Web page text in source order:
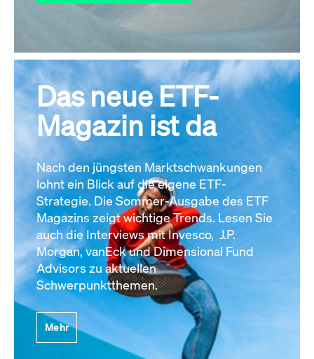
Alle Events
Das neue ETF-
Magazin ist da
Nach den jüngsten Marktschwankungen
lohnt ein Blick auf die eigene ETF-
Strategie. Die Sommer-Ausgabe des ETF
Magazins zeigt wichtige Trends. Lesen Sie
auch die Interviews mit Invesco, J.P.
Morgan, vanEck und Dimensional Fund
Advisors zu aktuellen
Schwerpunktthemen.
Mehr